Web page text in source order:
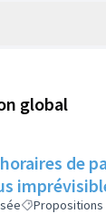
global
de